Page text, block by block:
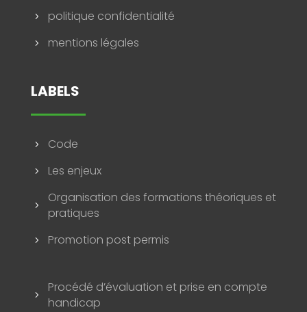
5 politique confidentialité
5 mentions légales
LABELS
5 Code
5 Les enjeux
5
Organisation des formations théoriques et
pratiques
5 Promotion post permis
5
Procédé d’évaluation et prise en compte
handicap